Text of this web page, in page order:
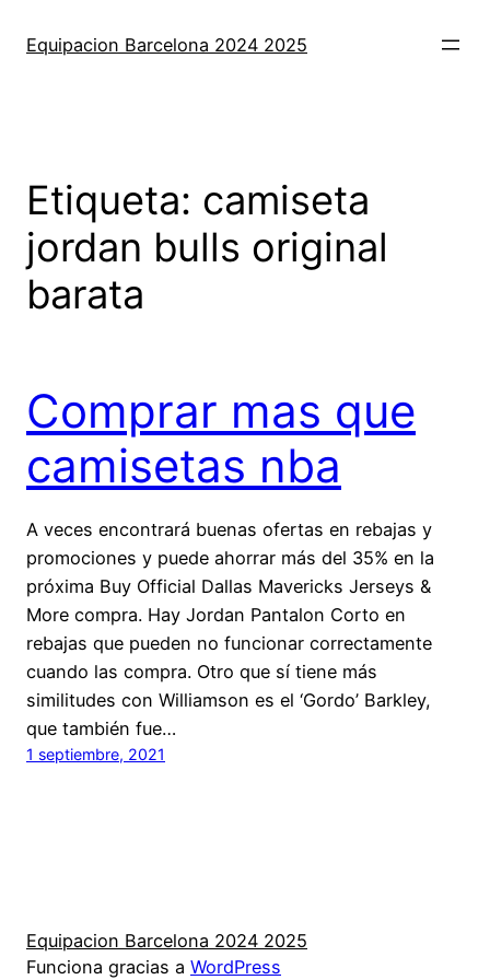
Equipacion Barcelona 2024 2025
Etiqueta: camiseta
jordan bulls original
barata
Comprar mas que
camisetas nba
A veces encontrará buenas ofertas en rebajas y
promociones y puede ahorrar más del 35% en la
próxima Buy Official Dallas Mavericks Jerseys &
More compra. Hay Jordan Pantalon Corto en
rebajas que pueden no funcionar correctamente
cuando las compra. Otro que sí tiene más
similitudes con Williamson es el ‘Gordo’ Barkley,
que también fue…
1 septiembre, 2021
Equipacion Barcelona 2024 2025
Funciona gracias a WordPress